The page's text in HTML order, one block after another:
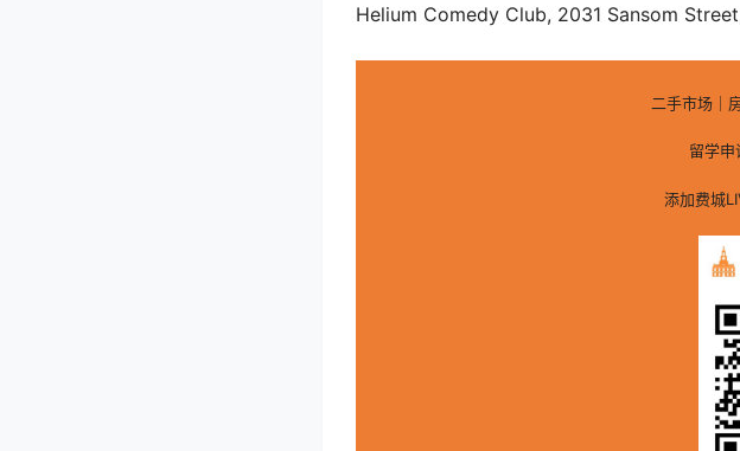
Helium Comedy Club, 2031 Sansom
二手市场｜
留学申
添加费城